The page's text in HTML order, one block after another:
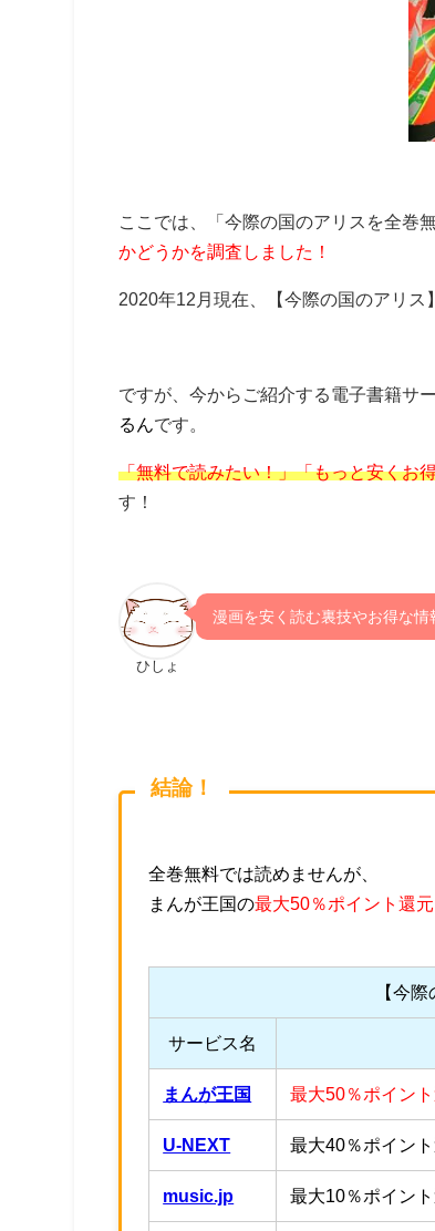
ここでは、「今際の国のアリスを全巻
かどうかを調査しました！
2020年12月現在、【今際の国のアリス
ですが、今からご紹介する電子書籍サ
るんです。
「無料で読みたい！」「もっと安くお
す！
ひしょ
漫画を安く読む裏技やお得な情
結論！
全巻無料では読めませんが、
まんが王国の最大50％ポイント還元
【今
サービス名
まんが王国 最大50％ポイン
U-NEXT 最大40％ポイン
music.jp 最大10％ポイン